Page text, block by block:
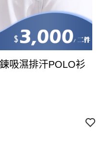
吸濕排汗POLO衫